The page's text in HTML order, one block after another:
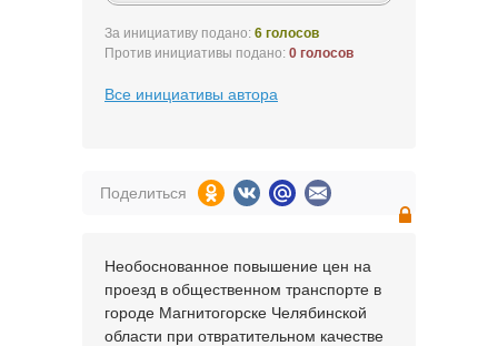
За инициативу подано: 6 голосов
Против инициативы подано: 0 голосов
Все инициативы автора
Поделиться
Необоснованное повышение цен на
проезд в общественном транспорте в
городе Магнитогорске Челябинской
области при отвратительном качестве